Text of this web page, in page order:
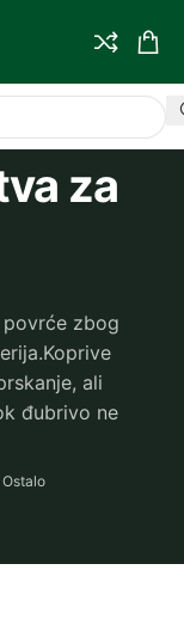
za
zbog
ali
đubrivo ne
Ostalo